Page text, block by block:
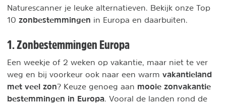
Naturescanner je leuke alternatieven. Bekijk onze Top
10 zonbestemmingen in Europa en daarbuiten.
1. Zonbestemmingen Europa
Een weekje of 2 weken op vakantie, maar niet te ver
weg en bij voorkeur ook naar een warm vakantieland
met veel zon? Keuze genoeg aan mooie zonvakantie
bestemmingen in Europa . Vooral de landen rond de